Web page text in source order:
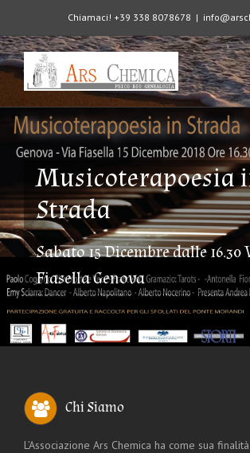
Chiamaci! +39 338 8078678 |
Musicoterapoesia
Strada
Sabato 15 Dicembre dalle 16.30
Fiasella Genova
Chi Siamo
L’Associazione Ars Chemica ha come sua